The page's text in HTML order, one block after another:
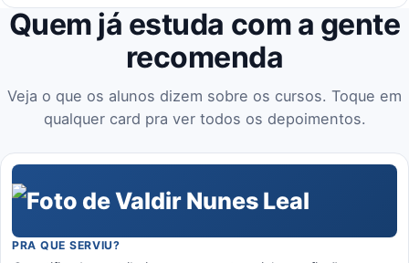
Quem já estuda com a gente
recomenda
Veja o que os alunos dizem sobre os cursos. Toque em
qualquer card pra ver todos os depoimentos.
PRA QUE SERVIU?